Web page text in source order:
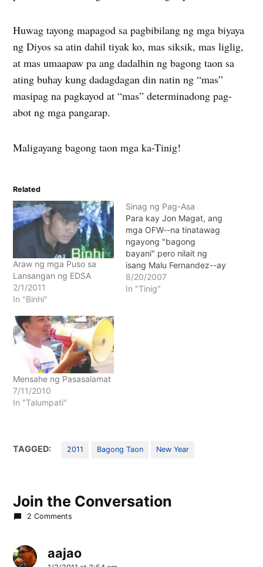
Huwag tayong mapagod sa pagbibilang ng mga biyaya
ng Diyos sa atin dahil tiyak ko, mas siksik, mas liglig,
at mas umaapaw pa ang dadalhin ng bagong taon sa
ating buhay kung dadagdagan din natin ng “mas”
masipag na pagkayod at “mas” determinadong pag-
abot ng mga pangarap.
Maligayang bagong taon mga ka-Tinig!
Related
Araw ng mga Puso sa
Lansangan ng EDSA
2/1/2011
In "Binhi"
Sinag ng Pag-Asa
Para kay Jon Magat, ang
mga OFW--na tinatawag
ngayong "bagong
bayani" pero nilait ng
isang Malu Fernandez--ay
sinag ng pag-asa sa ating
salinlahi.
8/20/2007
In "Tinig"
Mensahe ng Pasasalamat
7/11/2010
In "Talumpati"
TAGGED: 2011 Bagong Taon New Year
Join the Conversation
2 Comments
aajaosays: